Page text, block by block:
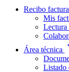
Recibo
Mis
Lectura
Área técnica
Listado